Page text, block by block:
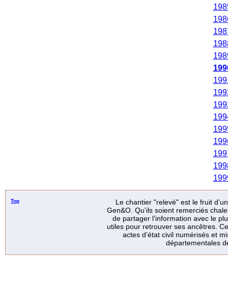
Top
Le chantier "relevé" est le fruit
Gen&O. Qu’ils soient remerciés
de partager l’information avec le
utiles pour retrouver ses ancêtres.
actes d’état civil numérisés et
départementales